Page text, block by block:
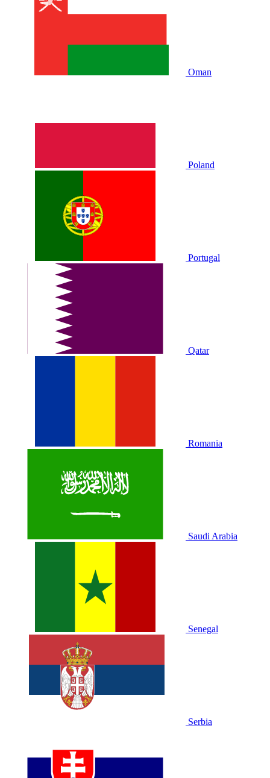
Oman
Poland
Portugal
Qatar
Romania
Saudi Arabia
Senegal
Serbia